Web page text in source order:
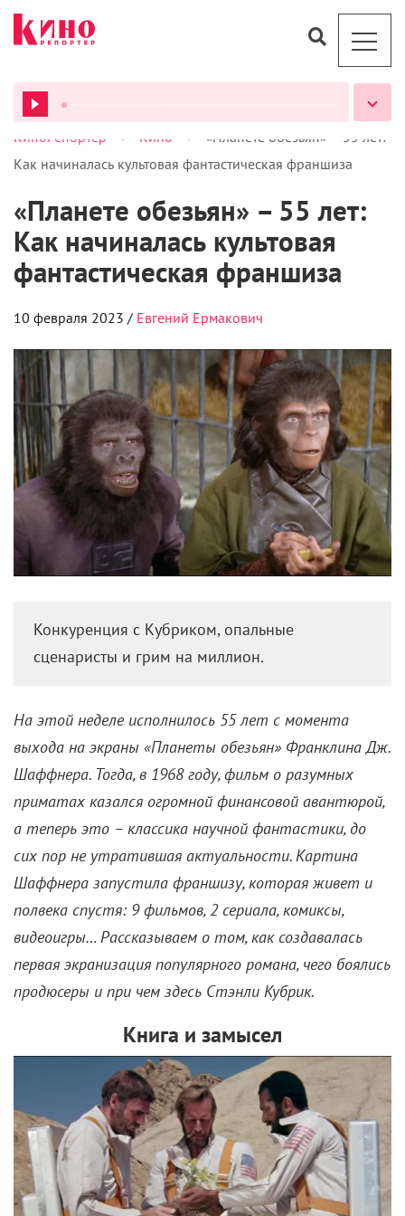
ВСЕ ПОДКАСТЫ
КиноРепортер > Кино >
«Планете обезьян» – 55 лет:
Как начиналась культовая фантастическая франшиза
«Планете обезьян» – 55 лет:
Как начиналась культовая
фантастическая франшиза
10 февраля 2023 / Евгений Ермакович
Конкуренция с Кубриком, опальные
сценаристы и грим на миллион.
На этой неделе исполнилось 55 лет с момента
выхода на экраны «Планеты обезьян» Франклина Дж.
Шаффнера. Тогда, в 1968 году, фильм о разумных
приматах казался огромной финансовой авантюрой,
а теперь это – классика научной фантастики, до
сих пор не утратившая актуальности. Картина
Шаффнера запустила франшизу, которая живет и
полвека спустя: 9 фильмов, 2 сериала, комиксы,
видеоигры… Рассказываем о том, как создавалась
первая экранизация популярного романа, чего боялись
продюсеры и при чем здесь Стэнли Кубрик.
Книга и замысел